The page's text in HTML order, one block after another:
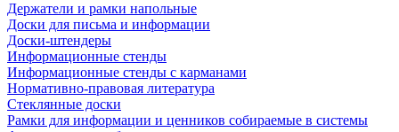
Держатели и рамки напольные
Доски для письма и информации
Доски-штендеры
Информационные стенды
Информационные стенды с карманами
Нормативно-правовая литература
Стеклянные доски
Рамки для информации и ценников собираемые в системы